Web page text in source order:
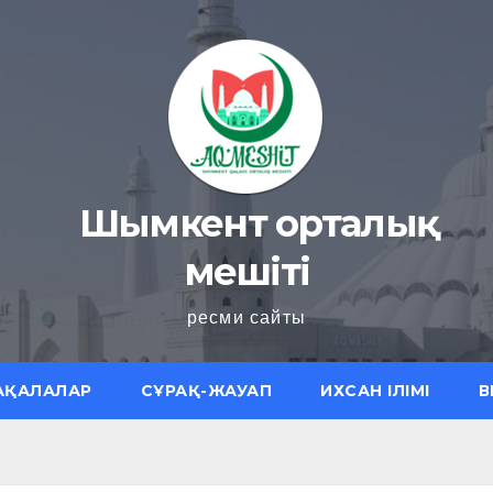
Шымкент орталық
мешіті
ресми сайты
СҰРАҚ-ЖАУАП ИХСАН ІЛІМІ